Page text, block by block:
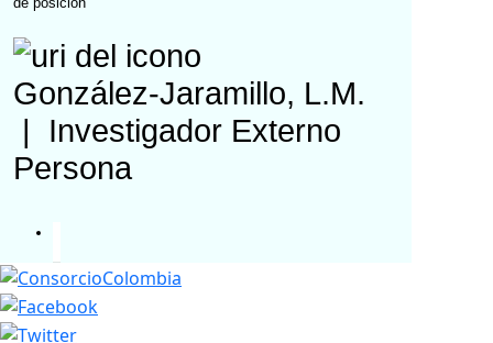
González-Jaramillo, L.M.
Investigador Externo
Persona